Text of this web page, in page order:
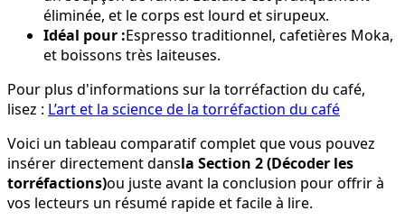
éliminée, et le corps est lourd et sirupeux.
Idéal pour :Espresso traditionnel, cafetières Moka,
et boissons très laiteuses.
Pour plus d'informations sur la torréfaction du café,
lisez : L’art et la science de la torréfaction du café
Voici un tableau comparatif complet que vous pouvez
insérer directement dansla Section 2 (Décoder les
torréfactions)ou juste avant la conclusion pour offrir à
vos lecteurs un résumé rapide et facile à lire.